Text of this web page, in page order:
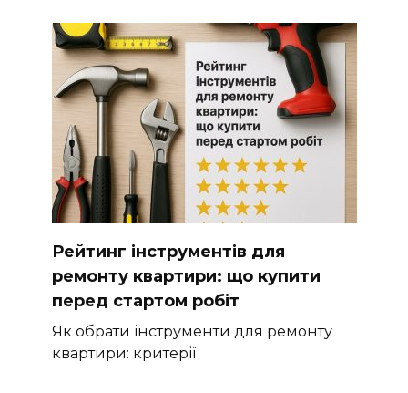
Рейтинг інструментів для
ремонту квартири: що купити
перед стартом робіт
Як обрати інструменти для ремонту
квартири: критерії